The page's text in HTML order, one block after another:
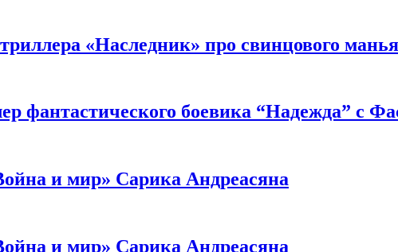
«Наследник» про свинцового
фантастического боевика “Надежда” с
и мир» Сарика Андреасяна
и мир» Сарика Андреасяна